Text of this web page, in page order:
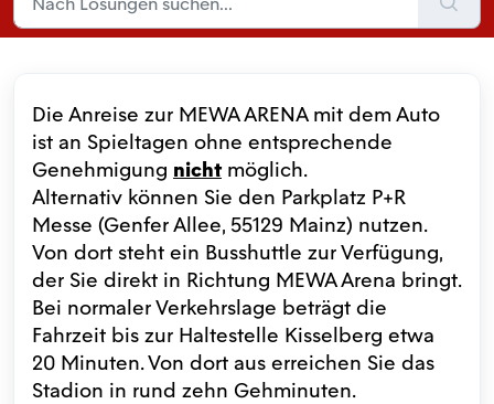
Die Anreise zur MEWA ARENA mit dem Auto
ist an Spieltagen ohne entsprechende
Genehmigung nichtmöglich.
Alternativ können Sie den Parkplatz P+R
Messe (Genfer Allee, 55129 Mainz) nutzen.
Von dort steht ein Busshuttle zur Verfügung,
der Sie direkt in Richtung MEWA Arena bringt.
Bei normaler Verkehrslage beträgt die
Fahrzeit bis zur Haltestelle Kisselberg etwa
20 Minuten. Von dort aus erreichen Sie das
Stadion in rund zehn Gehminuten.